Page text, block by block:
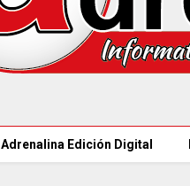
Adrenalina Edición Digital